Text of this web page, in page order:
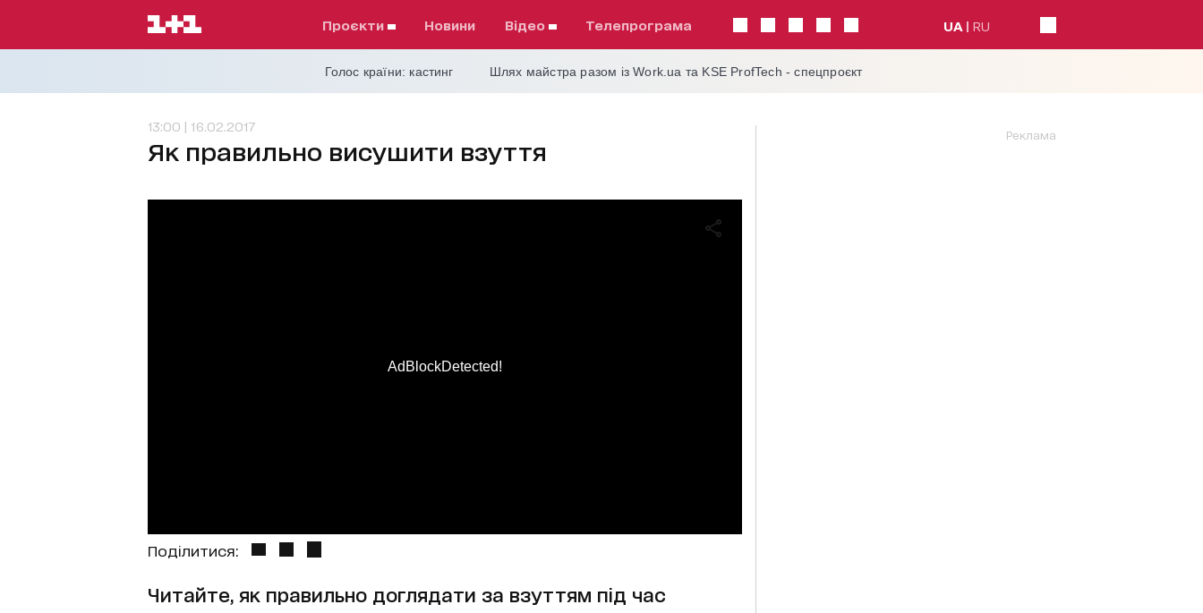
проєкти Новини відео телепрограма UA RU
Голос країни: кастинг Шлях майстра разом із Work.ua та KSE ProfTech - спецпроєкт
13:00 | 16.02.2017
Як правильно висушити взуття
AdBlockDetected!
Поділитися:
Читайте, як правильно доглядати за взуттям під час
Реклама